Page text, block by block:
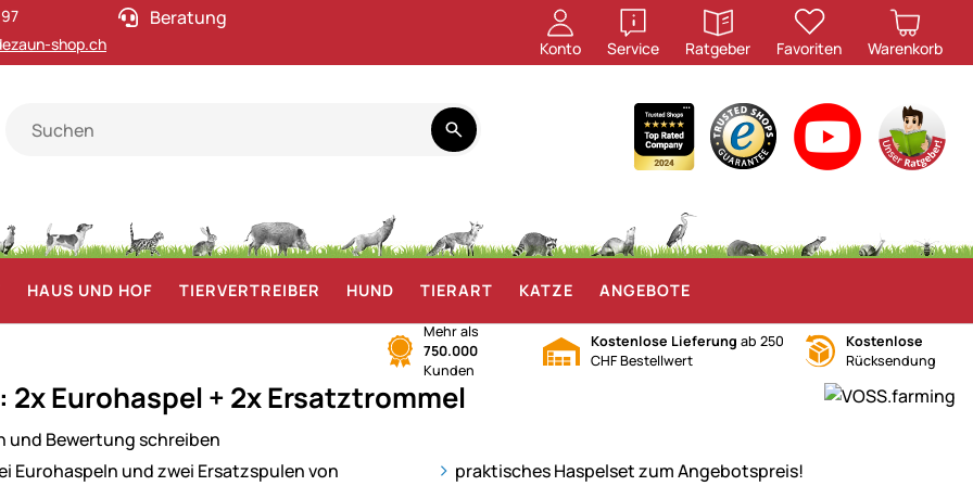
shop.ch
Beratung
Konto Service
öffnen
Ratgeber
öffnen
Favoriten Warenkorb
HAUS UND HOF TIERVERTREIBER HUND TIERART KATZE ANGEBOTE
Mehr als
750.000
Kunden
Kostenlose Lieferung ab 250
CHF Bestellwert
Kostenlose
Rücksendung
2x Eurohaspel + 2x Ersatztrommel
und Bewertung schreiben
praktisches Haspelset zum Angebotspreis!